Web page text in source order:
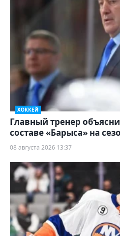
ХОККЕЙ
Главный тренер
составе «Барыса» на
08 августа 2026 13:37